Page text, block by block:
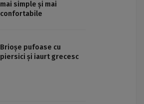
mai simple și mai
confortabile
Brioșe pufoase cu
piersici și iaurt grecesc